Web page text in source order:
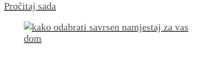
Pročitaj sada